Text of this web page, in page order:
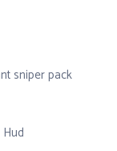
sniper pack